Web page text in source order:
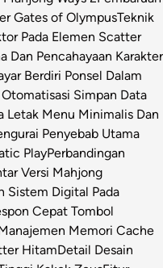
Gates of OlympusTeknik
Pada Elemen Scatter
Dan Pencahayaan Karakter
Berdiri Ponsel Dalam
Simpan Data
Letak Menu Minimalis Dan
Penyebab Utama
PlayPerbandingan
Versi Mahjong
Sistem Digital Pada
Cepat Tombol
Memori Cache
HitamDetail Desain